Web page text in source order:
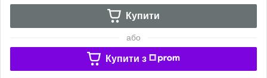
Купити
або
Купити з